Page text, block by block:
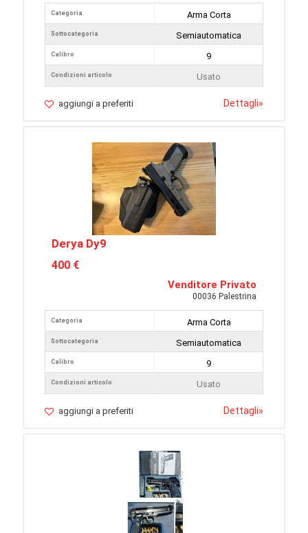
Categoria
Sottocategoria
Calibro
Condizioni articolo
Arma Corta
Semiautomatica
9
Usato
aggiungi a preferiti Dettagli»
Derya Dy9
400 €
Venditore Privato
00036 Palestrina
Categoria
Sottocategoria
Calibro
Condizioni articolo
Arma Corta
Semiautomatica
9
Usato
aggiungi a preferiti Dettagli»